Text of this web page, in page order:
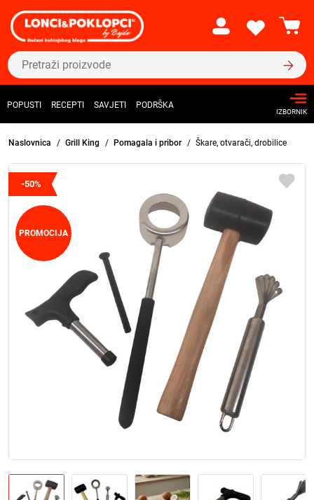
POPUSTI RECEPTI SAVJETI PODRŠKA
IZBORNIK
Naslovnica Grill King Pomagala i pribor Škare, otvarači, drobilice
-50%
PROMOCIJA